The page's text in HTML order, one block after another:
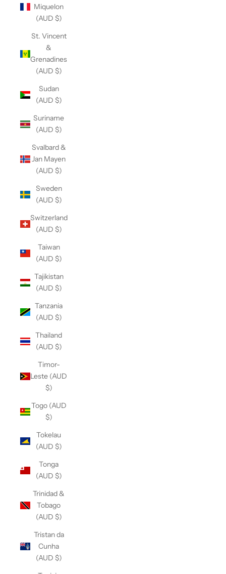
Miquelon
(AUD $)
St. Vincent
&
Grenadines
(AUD $)
Sudan
(AUD $)
Suriname
(AUD $)
Svalbard &
Jan Mayen
(AUD $)
Sweden
(AUD $)
Switzerland
(AUD $)
Taiwan
(AUD $)
Tajikistan
(AUD $)
Tanzania
(AUD $)
Thailand
(AUD $)
Timor-
Leste (AUD
$)
Togo (AUD
$)
Tokelau
(AUD $)
Tonga
(AUD $)
Trinidad &
Tobago
(AUD $)
Tristan da
Cunha
(AUD $)